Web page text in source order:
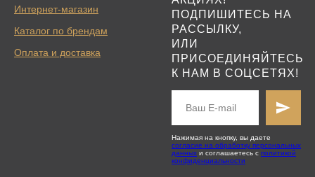
Интернет-магазин
Каталог по брендам
Оплата и доставка
ПОДПИШИТЕСЬ НА
РАССЫЛКУ,
ИЛИ
ПРИСОЕДИНЯЙТЕСЬ
К НАМ В СОЦСЕТЯХ!
Нажимая на кнопку, вы даете
согласие на обработку персональных
данных и соглашаетесь с политикой
конфиденциальности